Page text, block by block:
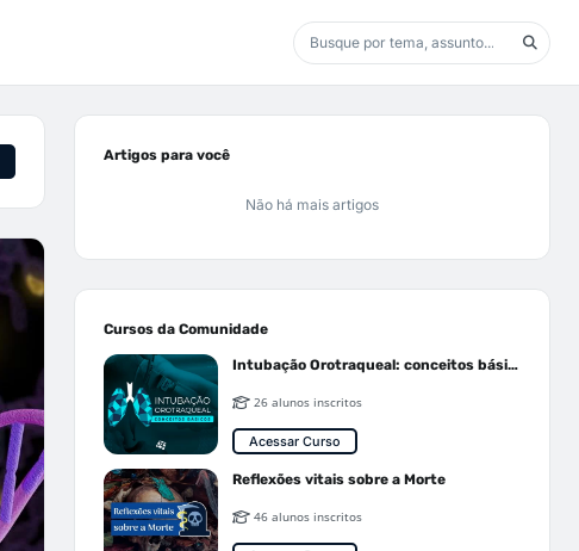
Artigos para você
Não há mais artigos
Cursos da Comunidade
Intubação Orotraqueal: conceitos básicos
26 alunos inscritos
Acessar Curso
Reflexões vitais sobre a Morte
46 alunos inscritos